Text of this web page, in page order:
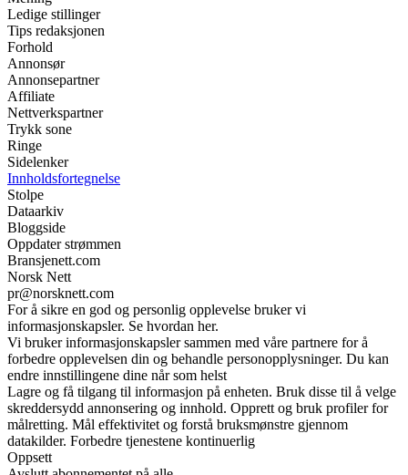
Ledige stillinger
Tips redaksjonen
Forhold
Annonsør
Annonsepartner
Affiliate
Nettverkspartner
Trykk sone
Ringe
Sidelenker
Innholdsfortegnelse
Stolpe
Dataarkiv
Bloggside
Oppdater strømmen
Bransjenett.com
Norsk Nett
pr@norsknett.com
For å sikre en god og personlig opplevelse bruker vi
informasjonskapsler. Se hvordan her.
Vi bruker informasjonskapsler sammen med våre partnere for å
forbedre opplevelsen din og behandle personopplysninger. Du kan
endre innstillingene dine når som helst
Lagre og få tilgang til informasjon på enheten. Bruk disse til å velge
skreddersydd annonsering og innhold. Opprett og bruk profiler for
målretting. Mål effektivitet og forstå bruksmønstre gjennom
datakilder. Forbedre tjenestene kontinuerlig
Oppsett